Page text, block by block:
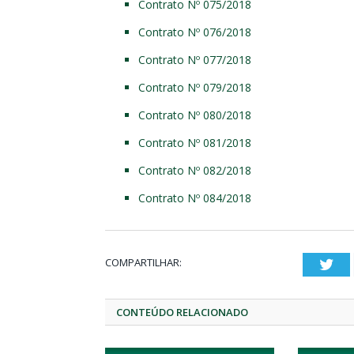
Contrato Nº 075/2018
Contrato Nº 076/2018
Contrato Nº 077/2018
Contrato Nº 079/2018
Contrato Nº 080/2018
Contrato Nº 081/2018
Contrato Nº 082/2018
Contrato Nº 084/2018
COMPARTILHAR:
CONTEÚDO RELACIONADO